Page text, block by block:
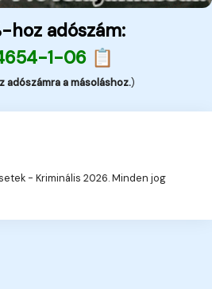
hoz adószám:
1-06 📋
adószámra a másoláshoz.)
- Kriminális 2026. Minden jog